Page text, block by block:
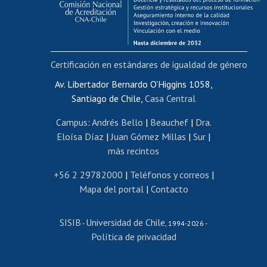
Funcionarias/os
Cursos internos de capacitación
Bienestar del personal
Portal de movilidad interna
Certificado de renta
Certificado de renta honorarios
Editar páginas blancas
Extranjeras/os
Revalidación y reconocimiento de títulos
Postulación al Programa de Movilidad Estudiantil
Cursos de español
Av. Libertador Bernardo O'Higgins 1058,
Santiago de Chile, Casa Central
Campus: Andrés Bello | Beauchef| Dra.
Eloísa Díaz |Juan Gómez Millas | Sur |
más recintos
+56 2 29782000 | Teléfonos y correos |
Mapa del portal| Contacto
SISIB - Universidad de Chile, 1994-2026 -
Política de privacidad
Certificación en estándares de igualdad de género